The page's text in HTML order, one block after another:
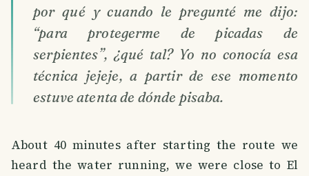
por qué y cuando le pregunté me dijo:
“para protegerme de picadas de
serpientes”, ¿qué tal? Yo no conocía esa
técnica jejeje, a partir de ese momento
estuve atenta de dónde pisaba.
About 40 minutes after starting the route we
heard the water running, we were close to El